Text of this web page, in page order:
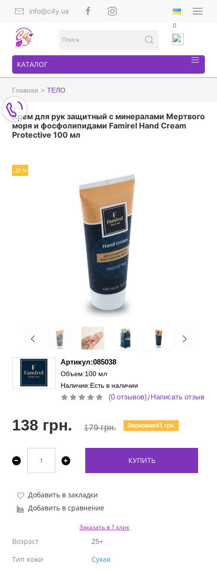
info@c4y.ua
0
КАТАЛОГ
Главная ТЕЛО
Крем для рук защитный с минералами Мертвого
моря и фосфолипидами Famirel Hand Cream
Protective 100 мл
-23 %
Артикул:085038
Объем:100 мл
Наличие:Есть в наличии
(0 отзывов)/Написать отзыв
138 грн. 179 грн. Экономия41 грн.
КУПИТЬ
Добавить в закладки
Добавить в сравнение
Заказать в 1 клик
Возраст
25+
Тип кожи
Сухая